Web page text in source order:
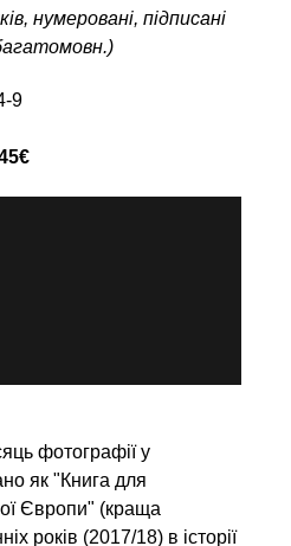
нумеровані, підписані
9
фотографії у
як "Книга для
Європи" (краща
років (2017/18) в історії